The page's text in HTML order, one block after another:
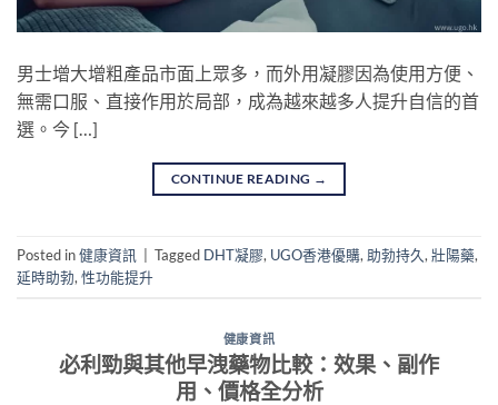
男士增大增粗產品市面上眾多，而外用凝膠因為使用方便、
無需口服、直接作用於局部，成為越來越多人提升自信的首
選。今 […]
CONTINUE READING →
Posted in健康資訊 Tagged DHT凝膠, UGO香港優購,助勃持久,壯陽藥,
延時助勃,性功能提升
健康資訊
必利勁與其他早洩藥物比較：效果、副作
用、價格全分析